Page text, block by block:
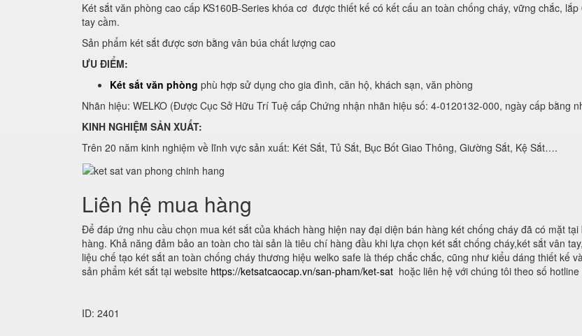
Két sắt văn phòng cao cấp KS160B-Series khóa cơ được thiết kế có kết cấu an toàn chống cháy, vững chắc,
tay cầm.
Sản phẩm két sắt được sơn bằng vân búa chất lượng cao
ƯU ĐIỂM:
Két sắt văn phòng phù hợp sử dụng cho gia đình, căn hộ, khách sạn, văn phòng
Nhãn hiệu: WELKO (Được Cục Sở Hữu Trí Tuệ cấp Chứng nhận nhãn hiệu số: 4-0120132-000, ngày cấp bằng
KINH NGHIỆM SẢN XUẤT:
Trên 20 năm kinh nghiệm về lĩnh vực sản xuất: Két Sắt, Tủ Sắt, Bục Bốt Giao Thông, Giường Sắt, Kệ Sắt….
Liên hệ mua hàng
Để đáp ứng nhu cầu chọn mua két sắt của khách hàng hiện nay đại diện bán hàng két chống cháy đã có mặt
hàng. Khả năng đảm bảo an toàn cho tài sản là tiêu chí hàng đầu khi lựa chọn két sắt chống cháy,két sắt vân
liệu chế tạo két sắt an toàn chống cháy thương hiệu welko safe là thép chắc chắc, cũng như kiểu dáng thiết kế
sản phẩm két sắt tại website https://ketsatcaocap.vn/san-pham/ket-sat hoặc liên hệ với chúng tôi theo số
ID: 2401